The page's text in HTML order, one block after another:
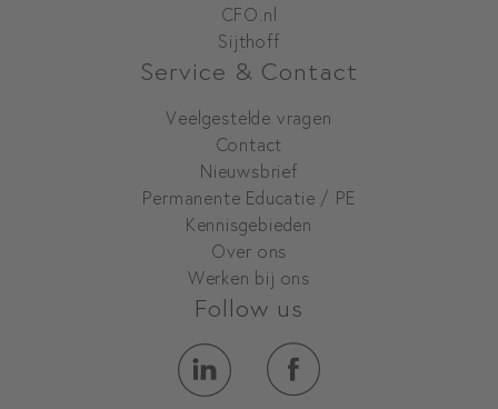
CFO.nl
Sijthoff
Service & Contact
Veelgestelde vragen
Contact
Nieuwsbrief
Permanente Educatie / PE
Kennisgebieden
Over ons
Werken bij ons
Follow us